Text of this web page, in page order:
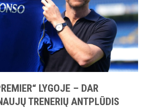
LYGOJE – DAR
TRENERIŲ ANTPLŪDIS